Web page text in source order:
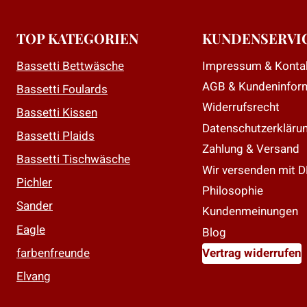
TOP KATEGORIEN
Bassetti Bettwäsche
Bassetti Foulards
Bassetti Kissen
Bassetti Plaids
Bassetti Tischwäsche
Pichler
Sander
Eagle
farbenfreunde
Elvang
Impressum &
AGB &
Widerrufsrecht
Zahlung & Versand
Wir versenden mit
Philosophie
Kundenmeinungen
Blog
Vertrag widerrufen